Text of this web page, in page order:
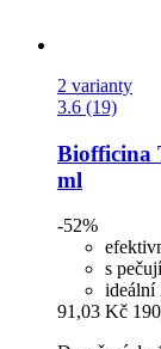
2 varianty
3.6 (19)
Biofficina
ml
-52%
s
ideální
91,03 Kč